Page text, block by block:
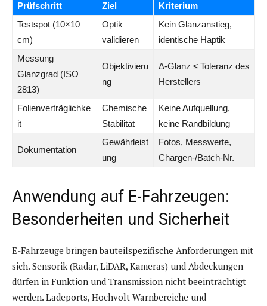
Prüfschritt Ziel
Kriterium
Testspot (10×10
cm)
Optik
validieren
Kein Glanzanstieg,
identische Haptik
Messung
Glanzgrad (ISO
2813)
Objektivieru
ng
Δ-Glanz ≤ Toleranz des
Herstellers
Folienverträglichke
it
Chemische
Stabilität
Keine Aufquellung,
keine Randbildung
Dokumentation
Gewährleist
ung
Fotos, Messwerte,
Chargen-/Batch-Nr.
Anwendung auf E-Fahrzeugen:
Besonderheiten und Sicherheit
E-Fahrzeuge bringen bauteilspezifische Anforderungen mit
sich. Sensorik (Radar, LiDAR, Kameras) und Abdeckungen
dürfen in Funktion und Transmission nicht beeinträchtigt
werden. Ladeports, Hochvolt-Warnbereiche und